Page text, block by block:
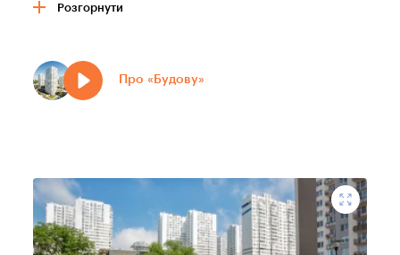
Про науковий підхід до будівництва
Україні з власним Департаментом науково-технічного
розвитку. Спільно з Одеською Національною
випробування в Науково-дослідному інституті
будівельних конструкцій (НДІБК, м.Київ). Заводи
«Будови» є свого роду лабораторією для студентів
Харківської школи архітектури.
Розгорнути
Про «Будову»